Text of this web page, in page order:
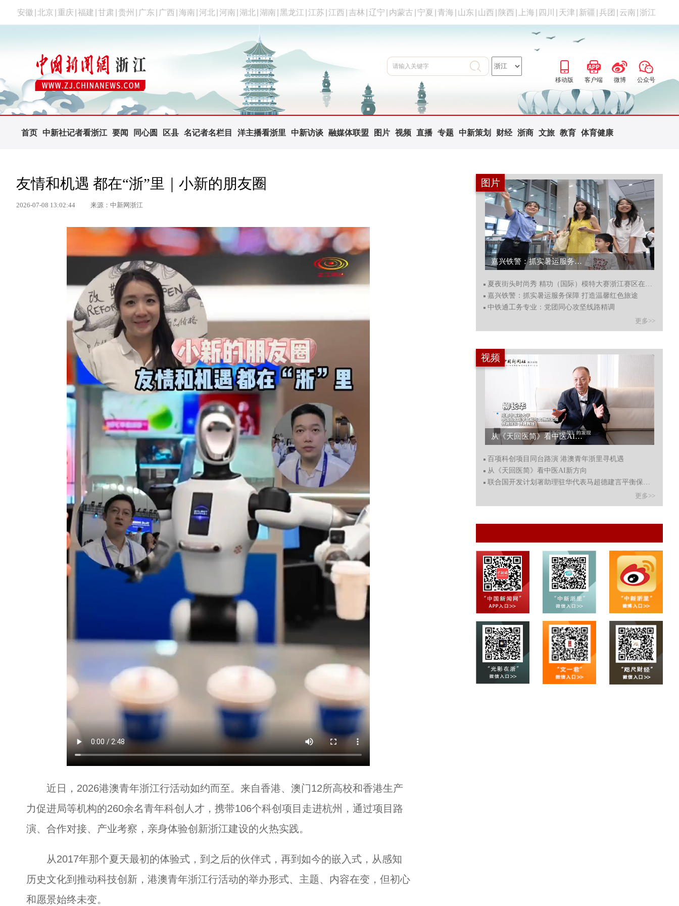
安徽 北京 重庆 福建 甘肃 贵州 广东 广西 海南 河北 河南 湖北 湖南 黑龙江 江苏 江西 吉林 辽宁 内蒙古 宁夏 青海 山东 山西 陕西 上海 四川 天津 新疆 兵团 云南 浙江
移动版 客户端 微博 公众号
首页 中新社记者看浙江 要闻 同心圆 区县 名记者名栏目 洋主播看浙里 中新访谈 融媒体联盟 图片 视频 直播 专题 中新策划 财经 浙商 文旅 教育 体育健康
友情和机遇 都在“浙”里｜小新的朋友圈
2026-07-08 13:02:44 来源：中新网浙江
近日，2026港澳青年浙江行活动如约而至。来自香港、澳门12所高校和香港生产
力促进局等机构的260余名青年科创人才，携带106个科创项目走进杭州，通过项目路
演、合作对接、产业考察，亲身体验创新浙江建设的火热实践。
从2017年那个夏天最初的体验式，到之后的伙伴式，再到如今的嵌入式，从感知
历史文化到推动科技创新，港澳青年浙江行活动的举办形式、主题、内容在变，但初心
和愿景始终未变。
图片
嘉兴铁警：抓实暑运服务保障 打造温馨红色旅途...
夏夜街头时尚秀 精功（国际）模特大赛浙江赛区在杭州收官
嘉兴铁警：抓实暑运服务保障 打造温馨红色旅途
中铁通工务专业：党团同心攻坚线路精调
更多>>
视频
从《天回医简》看中医AI新方向...
百项科创项目同台路演 港澳青年浙里寻机遇
从《天回医简》看中医AI新方向
联合国开发计划署助理驻华代表马超德建言平衡保护与发展
更多>>